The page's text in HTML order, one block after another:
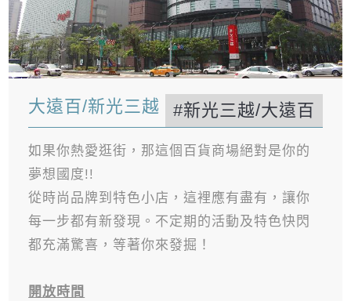
大遠百/新光三越 #新光三越/大遠百
如果你熱愛逛街，那這個百貨商場絕對是你的
夢想國度!!
從時尚品牌到特色小店，這裡應有盡有，讓你
每一步都有新發現。不定期的活動及特色快閃
都充滿驚喜，等著你來發掘！
開放時間